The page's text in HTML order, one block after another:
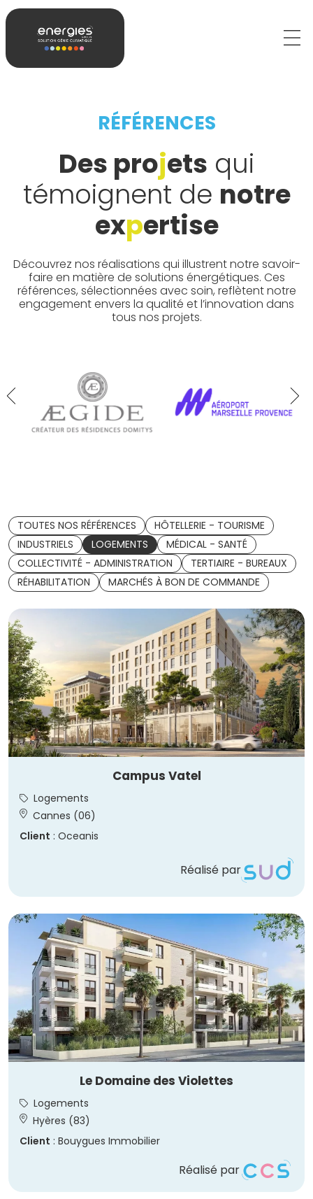
RÉFÉRENCES
Des projets qui
témoignent de notre
expertise
Découvrez nos réalisations qui illustrent notre savoir-
faire en matière de solutions énergétiques. Ces
références, sélectionnées avec soin, reflètent notre
engagement envers la qualité et l’innovation dans
tous nos projets.
TOUTES NOS RÉFÉRENCES
HÔTELLERIE - TOURISME
INDUSTRIELS
LOGEMENTS
MÉDICAL - SANTÉ
COLLECTIVITÉ - ADMINISTRATION
TERTIAIRE - BUREAUX
RÉHABILITATION
MARCHÉS À BON DE COMMANDE
Campus Vatel
Logements
Cannes (06)
Client : Oceanis
Réalisé par
Le Domaine des Violettes
Logements
Hyères (83)
Client : Bouygues Immobilier
Réalisé par